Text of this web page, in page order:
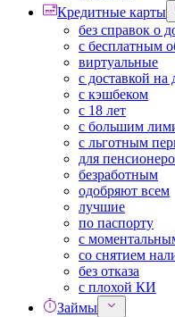
Кредитные карты
без справок о
с бесплатным
виртуальные
с доставкой на
с кэшбеком
с 18 лет
с большим
с льготным
для
безработным
одобряют всем
лучшие
по паспорту
с
со снятием
без отказа
с плохой КИ
Займы